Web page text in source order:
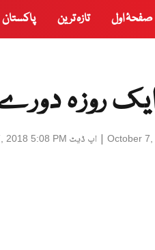
صفحۂ اول تازہ ترین پاکستان
روزہ دورے
October
| اپ ڈیٹ 2018 5:08 PM